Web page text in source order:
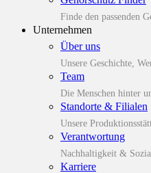
Finde den passenden
Unternehmen
Über uns
Unsere Geschichte,
Team
Die Menschen hinter
Standorte & Filialen
Unsere
Verantwortung
Nachhaltigkeit &
Karriere